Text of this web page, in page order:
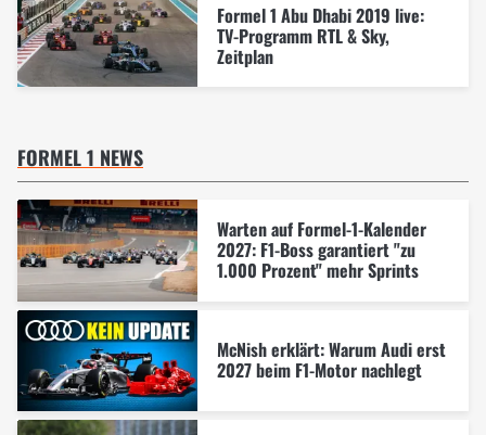
Formel 1 Abu Dhabi 2019 live:
TV-Programm RTL & Sky,
Zeitplan
FORMEL 1 NEWS
Warten auf Formel-1-Kalender
2027: F1-Boss garantiert "zu
1.000 Prozent" mehr Sprints
McNish erklärt: Warum Audi erst
2027 beim F1-Motor nachlegt